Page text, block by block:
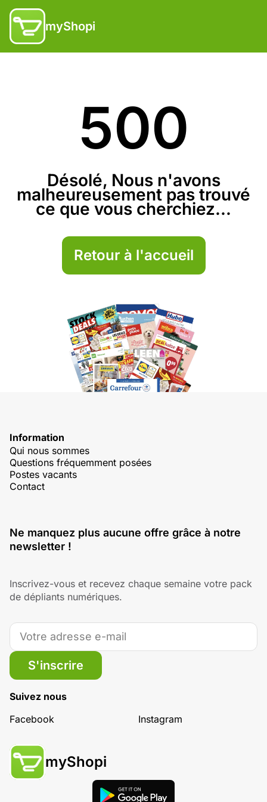
myShopi
500
Désolé, Nous n'avons
malheureusement pas trouvé
ce que vous cherchiez...
Retour à l'accueil
Information
Qui nous sommes
Questions fréquemment posées
Postes vacants
Contact
Ne manquez plus aucune offre grâce à notre
newsletter !
Inscrivez-vous et recevez chaque semaine votre pack
de dépliants numériques.
S'inscrire
Suivez nous
Facebook
Instagram
myShopi